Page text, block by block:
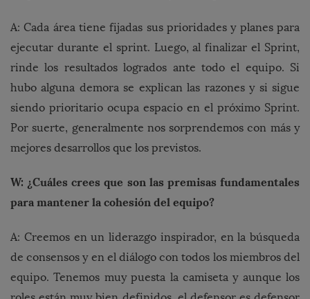
A: Cada área tiene fijadas sus prioridades y planes para
ejecutar durante el sprint. Luego, al finalizar el Sprint,
rinde los resultados logrados ante todo el equipo. Si
hubo alguna demora se explican las razones y si sigue
siendo prioritario ocupa espacio en el próximo Sprint.
Por suerte, generalmente nos sorprendemos con más y
mejores desarrollos que los previstos.
W: ¿Cuáles crees que son las premisas fundamentales
para mantener la cohesión del equipo?
A: Creemos en un liderazgo inspirador, en la búsqueda
de consensos y en el diálogo con todos los miembros del
equipo. Tenemos muy puesta la camiseta y aunque los